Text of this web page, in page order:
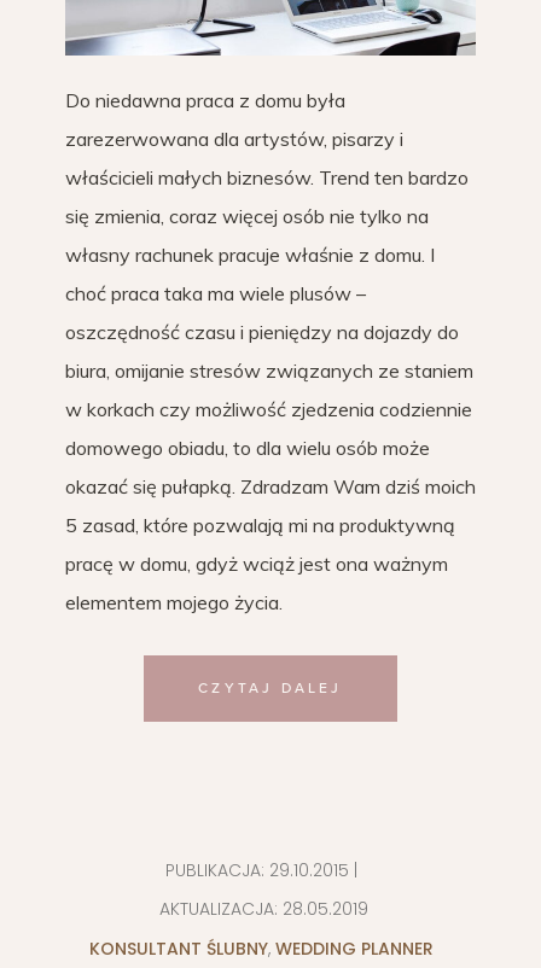
Do niedawna praca z domu była
zarezerwowana dla artystów, pisarzy i
właścicieli małych biznesów. Trend ten bardzo
się zmienia, coraz więcej osób nie tylko na
własny rachunek pracuje właśnie z domu. I
choć praca taka ma wiele plusów –
oszczędność czasu i pieniędzy na dojazdy do
biura, omijanie stresów związanych ze staniem
w korkach czy możliwość zjedzenia codziennie
domowego obiadu, to dla wielu osób może
okazać się pułapką. Zdradzam Wam dziś moich
5 zasad, które pozwalają mi na produktywną
pracę w domu, gdyż wciąż jest ona ważnym
elementem mojego życia.
CZYTAJ DALEJ
PUBLIKACJA: 29.10.2015
AKTUALIZACJA: 28.05.2019
KONSULTANT ŚLUBNY, WEDDING PLANNER